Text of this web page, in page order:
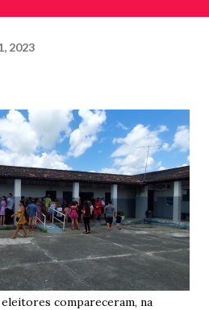
2023
compareceram, na